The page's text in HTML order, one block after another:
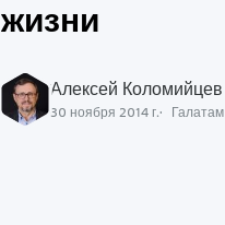
жизни
Алексей Коломийцев
30 ноября 2014 г. Галатам